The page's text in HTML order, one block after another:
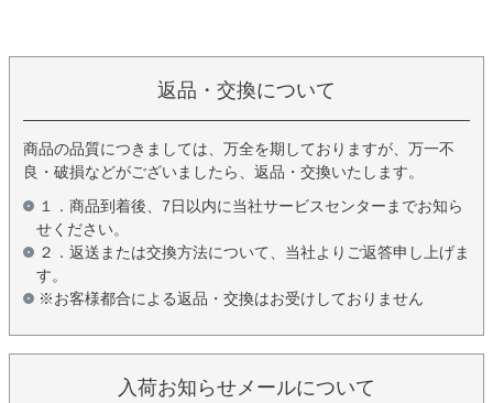
返品・交換について
商品の品質につきましては、万全を期しておりますが、万一不
良・破損などがございましたら、返品・交換いたします。
１．商品到着後、7日以内に当社サービスセンターまでお知ら
せください。
２．返送または交換方法について、当社よりご返答申し上げま
す。
※お客様都合による返品・交換はお受けしておりません
入荷お知らせメールについて